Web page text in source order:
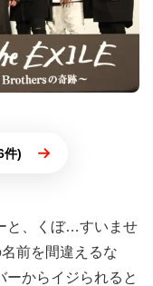
件)
と、くぼ…すいませ
前を間違えるな
ーからイジられると